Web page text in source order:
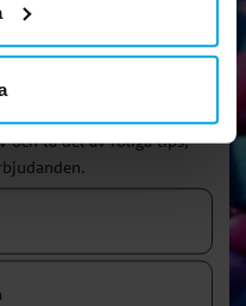
och ta del av roliga tips,